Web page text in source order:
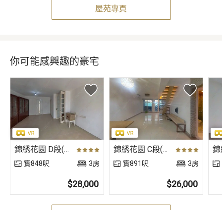
屋苑專頁
你可能感興趣的豪宅
錦綉花園 D段(第二街) 2 街〈獨立屋〉
實848呎 3房
$28,000
錦綉花園 C段(第九街) 9 街〈獨立屋〉
實891呎 3房
$26,000